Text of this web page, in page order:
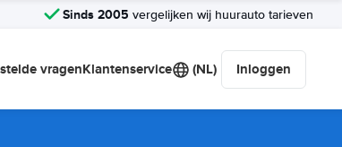
Sinds 2005 vergelijken wij huurauto tarieven
vragenKlantenservice (NL) Inloggen